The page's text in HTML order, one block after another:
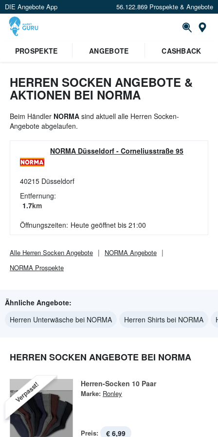
DIE Angebote App 56.122.869 Prospekte & Angebote
Standort festlegen
PROSPEKTE ANGEBOTE CASHBACK
HERREN SOCKEN ANGEBOTE &
AKTIONEN BEI NORMA
Beim Händler NORMA sind aktuell alle Herren Socken-
Angebote abgelaufen.
NORMA Düsseldorf - Corneliusstraße 95
40215 Düsseldorf
Entfernung:
1.7km
Öffnungszeiten: Heute geöffnet bis 21:00
Alle Herren Socken Angebote NORMA Angebote
NORMA Prospekte
Ähnliche Angebote:
Herren Unterwäsche bei NORMA
Herren Shirts bei NORMA
HERREN SOCKEN ANGEBOTE BEI NORMA
Verpasst! Herren-Socken 10 Paar
Marke: Ronley
Preis: € 6,99